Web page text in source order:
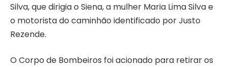
Silva, que dirigia o Siena, a mulher Maria Lima Silva e
o motorista do caminhão identificado por Justo
Rezende.
O Corpo de Bombeiros foi acionado para retirar os